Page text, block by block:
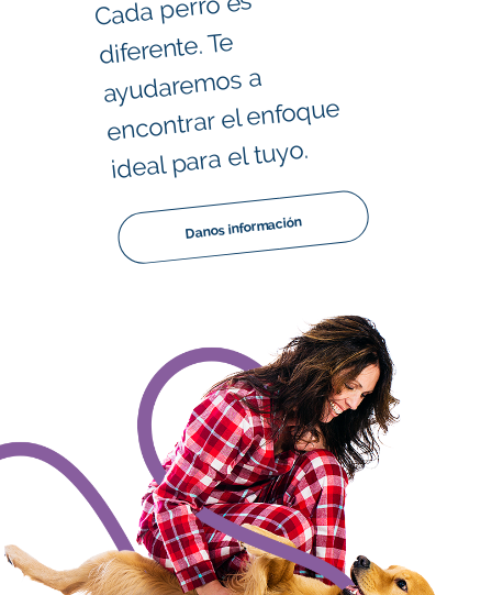
diferente. Te
mos a
encontrar el enfoque
ideal para el tuyo.
Danos información